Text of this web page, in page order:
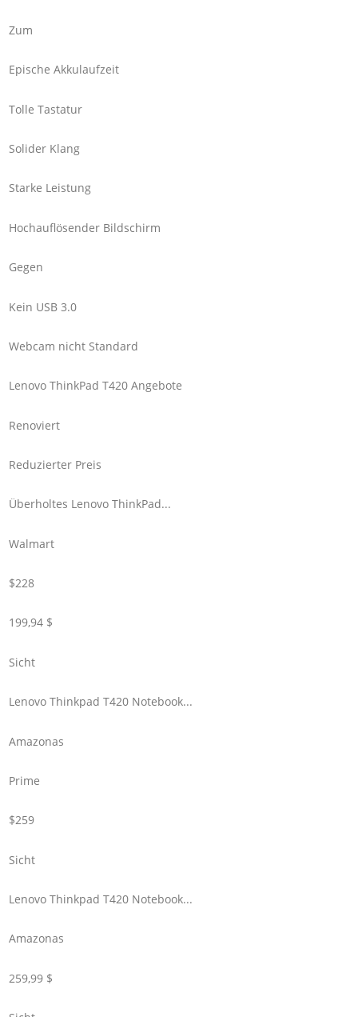
Zum
Epische Akkulaufzeit
Tolle Tastatur
Solider Klang
Starke Leistung
Hochauflösender Bildschirm
Gegen
Kein USB 3.0
Webcam nicht Standard
Lenovo ThinkPad T420 Angebote
Renoviert
Reduzierter Preis
Überholtes Lenovo ThinkPad...
Walmart
$228
199,94 $
Sicht
Lenovo Thinkpad T420 Notebook...
Amazonas
Prime
$259
Sicht
Lenovo Thinkpad T420 Notebook...
Amazonas
259,99 $